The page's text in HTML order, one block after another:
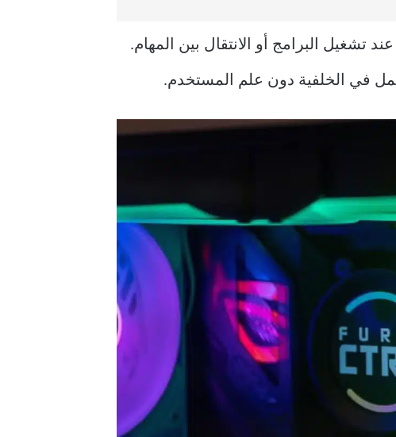
تشغيل البرامج أو الانتقال بين المهام.
تعمل في الخلفية دون علم المستخدم.